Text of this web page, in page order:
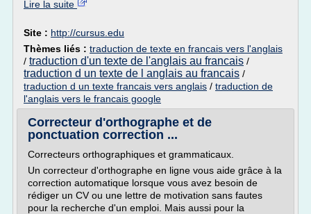
Lire la suite
Site : http://cursus.edu
Thèmes liés : traduction de texte en francais vers l'anglais
/ traduction d'un texte de l'anglais au francais /
traduction d un texte de l anglais au francais /
traduction d un texte francais vers anglais / traduction de
l'anglais vers le francais google
Correcteur d'orthographe et de
ponctuation correction ...
Correcteurs orthographiques et grammaticaux.
Un correcteur d'orthographe en ligne vous aide grâce à la
correction automatique lorsque vous avez besoin de
rédiger un CV ou une lettre de motivation sans fautes
pour la recherche d'un emploi. Mais aussi pour la